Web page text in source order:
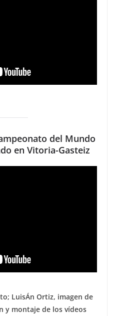
del Mundo
en Vitoria-Gasteiz
LuisÁn Ortiz, imagen de
y montaje de los vídeos